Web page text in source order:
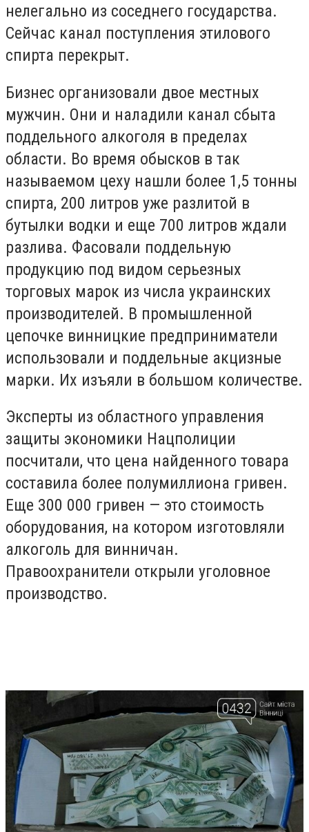
нелегально из соседнего государства.
Сейчас канал поступления этилового
спирта перекрыт.
Бизнес организовали двое местных
мужчин. Они и наладили канал сбыта
поддельного алкоголя в пределах
области. Во время обысков в так
называемом цеху нашли более 1,5 тонны
спирта, 200 литров уже разлитой в
бутылки водки и еще 700 литров ждали
разлива. Фасовали поддельную
продукцию под видом серьезных
торговых марок из числа украинских
производителей. В промышленной
цепочке винницкие предприниматели
использовали и поддельные акцизные
марки. Их изъяли в большом количестве.
Эксперты из областного управления
защиты экономики Нацполиции
посчитали, что цена найденного товара
составила более полумиллиона гривен.
Еще 300 000 гривен — это стоимость
оборудования, на котором изготовляли
алкоголь для винничан.
Правоохранители открыли уголовное
производство.